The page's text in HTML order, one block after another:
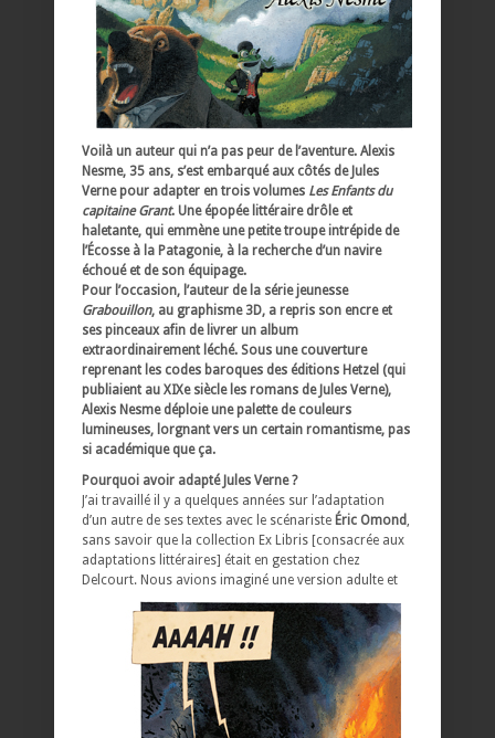
Voilà un auteur qui n’a pas peur de l’aventure. Alexis
Nesme, 35 ans, s’est embarqué aux côtés de Jules
Verne pour adapter en trois volumes Les Enfants du
capitaine Grant. Une épopée littéraire drôle et
haletante, qui emmène une petite troupe intrépide de
l’Écosse à la Patagonie, à la recherche d’un navire
échoué et de son équipage.
Pour l’occasion, l’auteur de la série jeunesse
Grabouillon, au graphisme 3D, a repris son encre et
ses pinceaux afin de livrer un album
extraordinairement léché. Sous une couverture
reprenant les codes baroques des éditions Hetzel (qui
publiaient au XIXe siècle les romans de Jules Verne),
Alexis Nesme déploie une palette de couleurs
lumineuses, lorgnant vers un certain romantisme, pas
si académique que ça.
Pourquoi avoir adapté Jules Verne ?
J’ai travaillé il y a quelques années sur l’adaptation
d’un autre de ses textes avec le scénariste Éric Omond ,
sans savoir que la collection Ex Libris [consacrée aux
adaptations littéraires] était en gestation chez
Delcourt. Nous avions imaginé une version adulte et